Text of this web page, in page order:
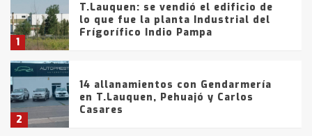
1
T.Lauquen: se vendió el edificio de
lo que fue la planta Industrial del
Frígorífico Indio Pampa
2
14 allanamientos con Gendarmería
en T.Lauquen, Pehuajó y Carlos
Casares